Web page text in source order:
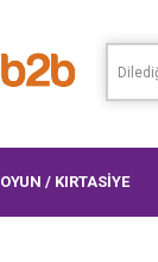
OYUN / KIRTASİYE